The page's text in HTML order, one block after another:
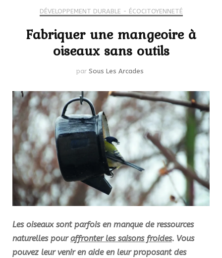
DÉVELOPPEMENT DURABLE - ÉCOCITOYENNETÉ
Fabriquer une mangeoire à
oiseaux sans outils
par Sous Les Arcades
Les oiseaux sont parfois en manque de ressources
naturelles pouraffronter les saisons froides. Vous
pouvez leur venir en aide en leur proposant des